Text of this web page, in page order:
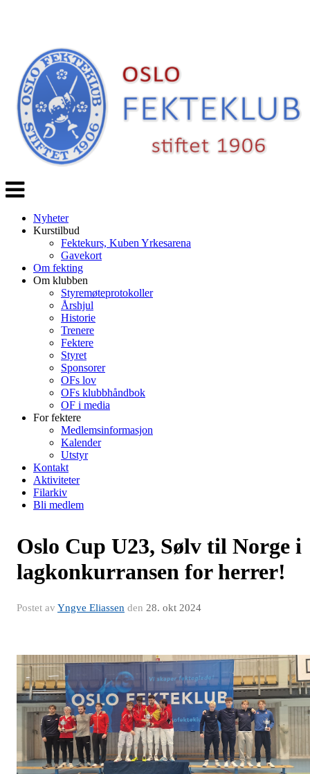
Veksle
navigasjon
Nyheter
Kurstilbud
Fektekurs, Kuben Yrkesarena
Gavekort
Om fekting
Om klubben
Styremøteprotokoller
Årshjul
Historie
Trenere
Fektere
Styret
Sponsorer
OFs lov
OFs klubbhåndbok
OF i media
For fektere
Medlemsinformasjon
Kalender
Utstyr
Kontakt
Aktiviteter
Filarkiv
Bli medlem
Oslo Cup U23, Sølv til Norge i
lagkonkurransen for herrer!
Postet av Yngve Eliassen den 28. okt 2024